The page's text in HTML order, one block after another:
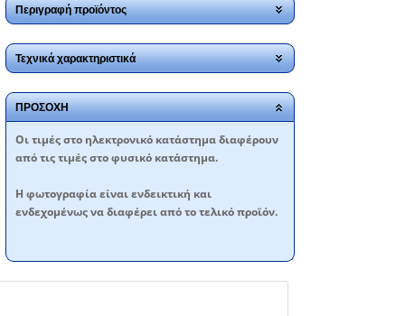
Περιγραφή προϊόντος
Τεχνικά χαρακτηριστικά
ΠΡΟΣΟΧΗ
Oι τιμές στο ηλεκτρονικό κατάστημα διαφέρουν
από τις τιμές στο φυσικό κατάστημα.
Η φωτογραφία είναι ενδεικτική και
ενδεχομένως να διαφέρει από το τελικό προϊόν.